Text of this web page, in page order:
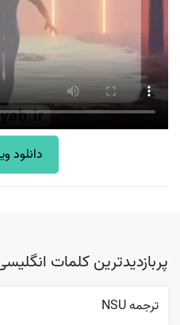
دانلود
پربازدیدترین کلمات
ترجمه NSU